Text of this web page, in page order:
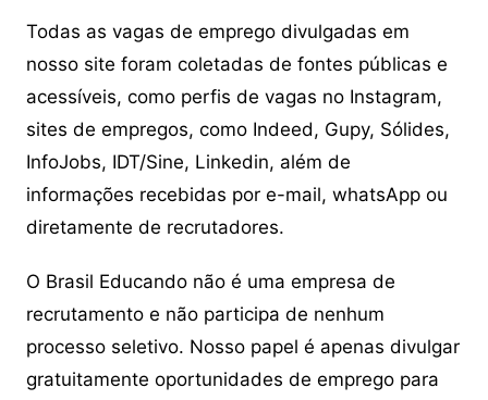
Todas as vagas de emprego divulgadas em
nosso site foram coletadas de fontes públicas e
acessíveis, como perfis de vagas no Instagram,
sites de empregos, como Indeed, Gupy, Sólides,
InfoJobs, IDT/Sine, Linkedin, além de
informações recebidas por e-mail, whatsApp ou
diretamente de recrutadores.
O Brasil Educando não é uma empresa de
recrutamento e não participa de nenhum
processo seletivo. Nosso papel é apenas divulgar
gratuitamente oportunidades de emprego para